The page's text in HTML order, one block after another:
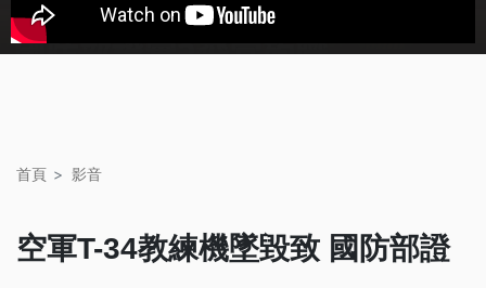
首頁 影音
空軍T-34教練機墜毀致 國防部證